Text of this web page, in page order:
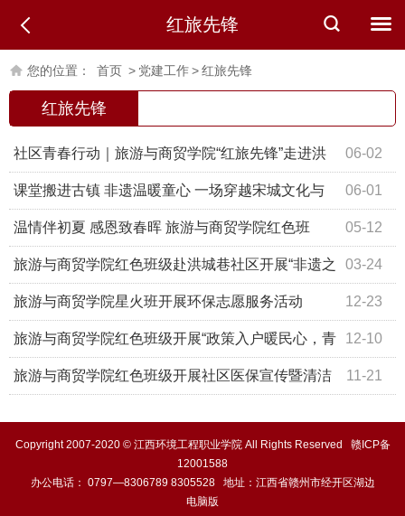
红旅先锋
您的位置： 首页 > 党建工作>红旅先锋
红旅先锋
06-02
社区青春行动｜旅游与商贸学院“红旅先锋”走进洪
城巷社区开展“巧手传古韵 趣玩伴成长”主题志愿服务活动
06-01
课堂搬进古镇 非遗温暖童心 一场穿越宋城文化与
客家文化的沉浸式党建联建实践 05-12
温情伴初夏 感恩致春晖 旅游与商贸学院红色班
级“行至班”开展母亲节主题 志愿服务活动 03-24
旅游与商贸学院红色班级赴洪城巷社区开展“非遗之
美润童心 榜样力量照前行”志愿服务 12-23
旅游与商贸学院星火班开展环保志愿服务活动
12-10
旅游与商贸学院红色班级开展“政策入户暖民心，青
春助力社区行”志愿服务活动 11-21
旅游与商贸学院红色班级开展社区医保宣传暨清洁
Copyright 2007-2020 © 江西环境工程职业学院 All Rights Reserved 赣ICP备
12001588
办公电话： 0797—8306789 8305528 地址：江西省赣州市经开区湖边
电脑版